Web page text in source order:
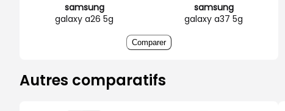
samsung
galaxy a26 5g
samsung
galaxy a37 5g
Comparer
Autres comparatifs